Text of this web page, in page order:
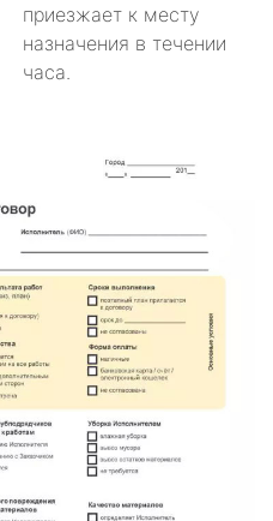
приезжает к месту
назначения в течении
часа.